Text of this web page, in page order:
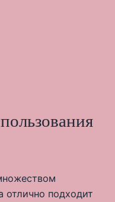
отлично подходит